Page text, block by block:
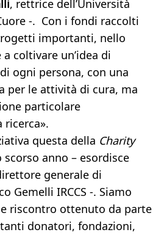
, rettrice dell’Università
-. Con i fondi raccolti
importanti, nello
coltivare un’idea di
ogni persona, con una
per le attività di cura, ma
particolare
ricerca».
questa della Charity
scorso anno – esordisce
generale di
Gemelli IRCCS -. Siamo
riscontro ottenuto da parte
donatori, fondazioni,